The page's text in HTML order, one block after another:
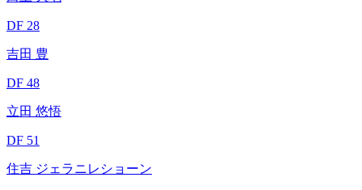
DF 28
吉田 豊
DF 48
立田 悠悟
DF 51
住吉 ジェラニレショーン